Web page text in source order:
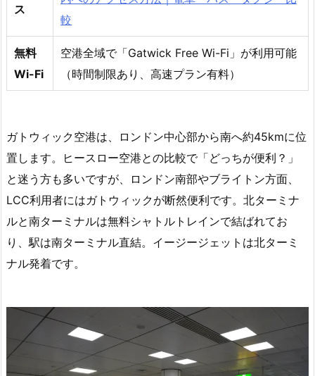
ス
較
無料
Wi-Fi
空港全域で「Gatwick Free Wi-Fi」が利用可能
（時間制限あり、高速プラン有料）
ガトウィック空港は、ロンドン中心部から南へ約45kmに位
置します。ヒースロー空港との比較で「どっちが便利？」
と迷う方も多いですが、ロンドン南部やブライトン方面、
LCC利用者にはガトウィックが断然便利です。北ターミナ
ルと南ターミナルは無料シャトルトレインで結ばれてお
り、駅は南ターミナル直結。イージージェットは北ターミ
ナル発着です。